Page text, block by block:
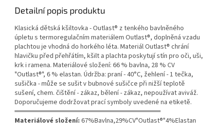
Detailní popis produktu
Klasická dětská kšiltovka - Outlast® z tenkého bavlněného
úpletu s termoregulačním materiálem Outlast®, doplněná vzadu
plachtou je vhodná do horkého léta. Materiál Outlast® chrání
hlavičku před přehřátím, kšilt a plachta poskytují stín pro oči, uši,
krk i ramena. Materiálové složení: 66 % bavlna, 28 % CV
"Outlast®", 6 % elastan. Údržba: praní - 40°C, žehlení - 1 tečka,
sušička - může se sušit v bubnové sušičce při nižší teplotě
sušení, chem. čištění - zákaz, bělení - zákaz, nepoužívat aviváž.
Doporučujeme dodržovat prací symboly uvedené na etiketě.
══════════════════════════════
Materiálové složení: 67%Bavlna,29%CV"Outlast®"4%Elastan